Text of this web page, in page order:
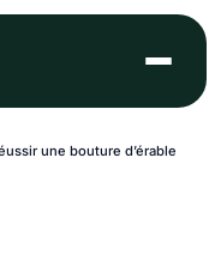
une bouture d’érable